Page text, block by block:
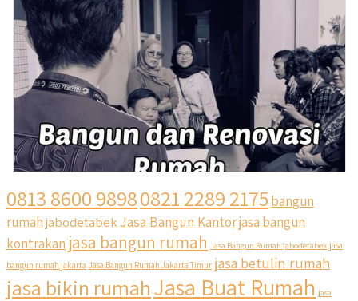
0813 8600 98980821 2289 2175 bangun
rumahjabodetabek Jasa Bangun Kantorjasa bangun
kontrakan jasa bangun rumah Jasa Bangun Rumah jabodetabek jasa
bangun rumah jakarta Jasa Bangun Rumah Jakarta Timur jasa betulin rumah
jasa bikin rumahJasa Buat Rumah jasa